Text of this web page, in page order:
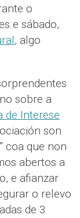
o
e sábado,
, algo
sobre a
de Interese
son
coa que non
abertos a
e afianzar
o relevo
de 3